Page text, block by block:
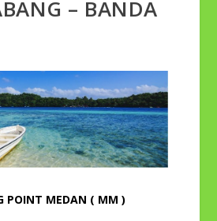
– BANDA
POINT MEDAN ( MM )